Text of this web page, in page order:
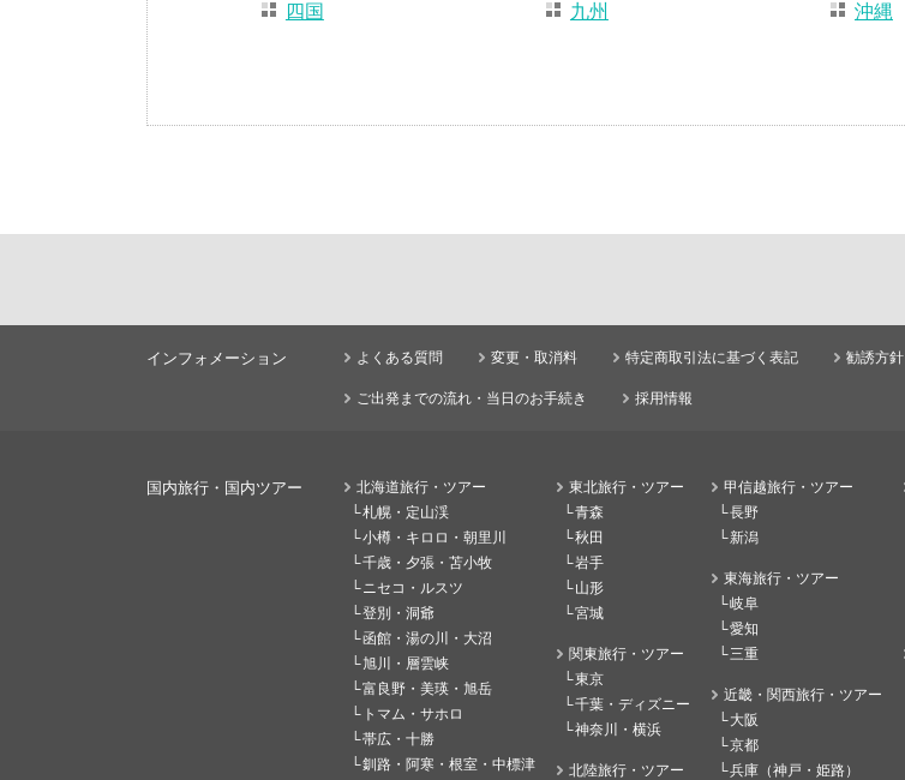
四国
九州 沖縄
インフォメーション よくある質問 変更・取消料 特定商取引法に基づく表記 勧誘方針
ご出発までの流れ・当日のお手続き 採用情報
国内旅行・国内ツアー
北海道旅行・ツアー
札幌・定山渓
小樽・キロロ・朝里川
千歳・夕張・苫小牧
ニセコ・ルスツ
登別・洞爺
函館・湯の川・大沼
旭川・層雲峡
富良野・美瑛・旭岳
トマム・サホロ
帯広・十勝
釧路・阿寒・根室・中標津
東北旅行・ツアー
青森
秋田
岩手
山形
宮城
関東旅行・ツアー
東京
千葉・ディズニー
神奈川・横浜
北陸旅行・ツアー
甲信越旅行・ツアー
長野
新潟
東海旅行・ツアー
岐阜
愛知
三重
近畿・関西旅行・ツアー
大阪
京都
兵庫（神戸・姫路）